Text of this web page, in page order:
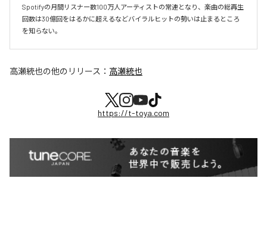
Spotifyの月間リスナー数100万人アーティストの常連となり、楽曲の総再生
回数は30億回をはるかに超えるなどバイラルヒットの勢いは止まるところ
を知らない。
高瀬統也の他のリリース： 高瀬統也
https://t-toya.com